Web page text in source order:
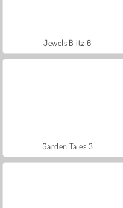
Jewels Blitz 6
Garden Tales 3